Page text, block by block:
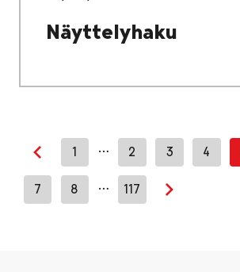
Näyttelyhaku
Edellinen sivu
1 … 2 3 4
7 8 … 117
Seuraava sivu